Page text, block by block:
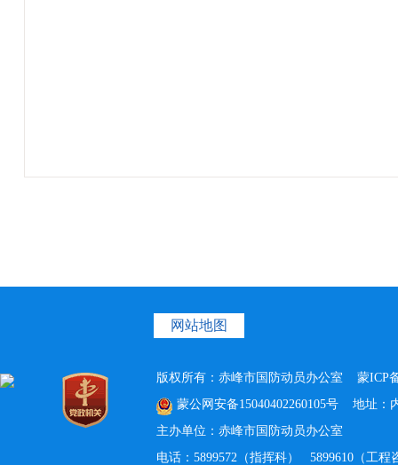
网站地图
版权所有：赤峰市国防动员办公室 蒙ICP
蒙公网安备15040402260105号 地址：
主办单位：赤峰市国防动员办公室
电话：5899572（指挥科） 5899610（工